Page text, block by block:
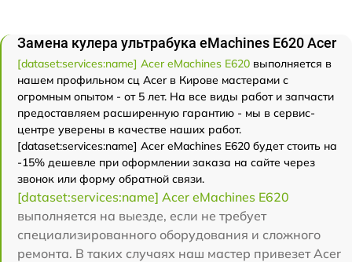
Замена кулера ультрабука eMachines E620 Acer
[dataset:services:name] Acer eMachines E620 выполняется в
нашем профильном сц Acer в Кирове мастерами с
огромным опытом - от 5 лет. На все виды работ и запчасти
предоставляем расширенную гарантию - мы в сервис-
центре уверены в качестве наших работ.
[dataset:services:name] Acer eMachines E620 будет стоить на
-15% дешевле при оформлении заказа на сайте через
звонок или форму обратной связи.
[dataset:services:name] Acer eMachines E620
выполняется на выезде, если не требует
специализированного оборудования и сложного
ремонта. В таких случаях наш мастер привезет Acer